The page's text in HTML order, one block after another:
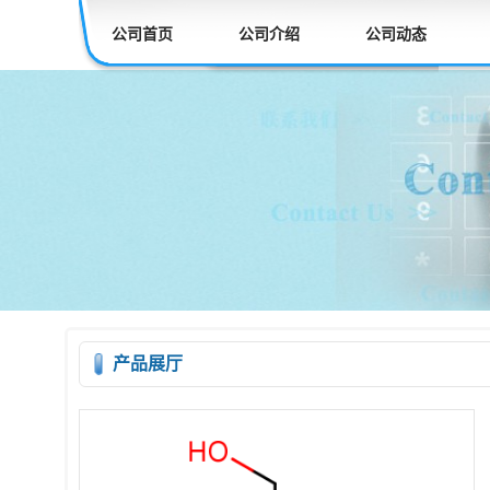
公司首页 公司介绍 公司动态
产品展厅